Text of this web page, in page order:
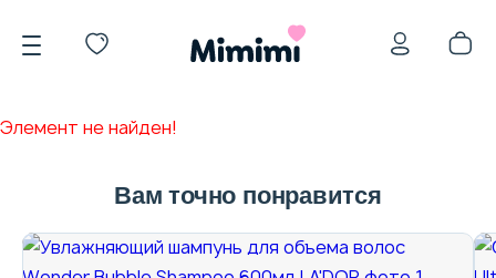
*OVERSTOCK -30%
Элемент не найден!
Вам точно понравится